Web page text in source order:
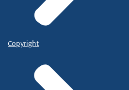
Copyright